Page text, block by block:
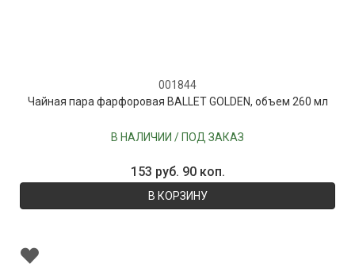
001844
Чайная пара фарфоровая BALLET GOLDEN, объем 260 мл
В НАЛИЧИИ / ПОД ЗАКАЗ
153 руб. 90 коп.
В КОРЗИНУ